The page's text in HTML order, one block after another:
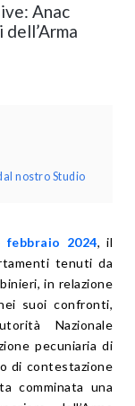
Anac
nostro Studio
febbraio 2024, il
tenuti da
in relazione
suoi confronti,
Nazionale
pecuniaria di
di contestazione
comminata una